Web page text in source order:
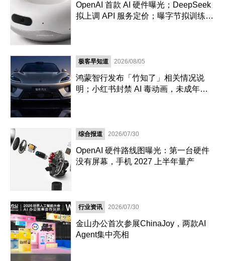
OpenAI 首款 AI 硬件曝光；DeepSeek
拟上调 API 服务定价；曝字节拟训练超
极客早知道 2026/08/05
鸿蒙智行发布「竹知了」相关情况说
明；小红书封禁 AI 毒动画，未成年陪
综合报道 2026/07/30
OpenAI 硬件路线图曝光：第一台硬件
没有屏幕，手机 2027 上半年量产
行业资讯 2026/07/30
金山办公首次参展ChinaJoy，两款AI
Agent集中亮相